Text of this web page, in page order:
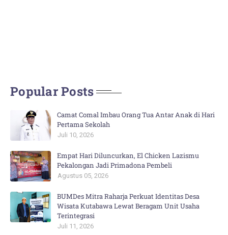
Popular Posts
Camat Comal Imbau Orang Tua Antar Anak di Hari
Pertama Sekolah
Juli 10, 2026
Empat Hari Diluncurkan, El Chicken Lazismu
Pekalongan Jadi Primadona Pembeli
Agustus 05, 2026
BUMDes Mitra Raharja Perkuat Identitas Desa
Wisata Kutabawa Lewat Beragam Unit Usaha
Terintegrasi
Juli 11, 2026